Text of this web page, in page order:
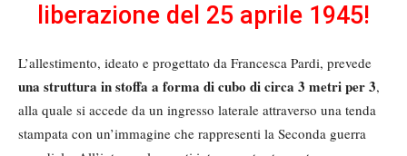
liberazione del 25 aprile 1945!
L’allestimento, ideato e progettato da Francesca Pardi, prevede
una struttura in stoffa a forma di cubo di circa 3 metri per 3,
alla quale si accede da un ingresso laterale attraverso una tenda
stampata con un’immagine che rappresenti la Seconda guerra